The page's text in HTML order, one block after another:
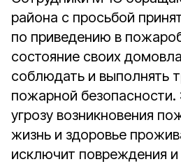
района с просьбой
по приведению в
состояние своих
соблюдать и выполнять
пожарной безопасности.
угрозу возникновения
жизнь и здоровье
исключит повреждения